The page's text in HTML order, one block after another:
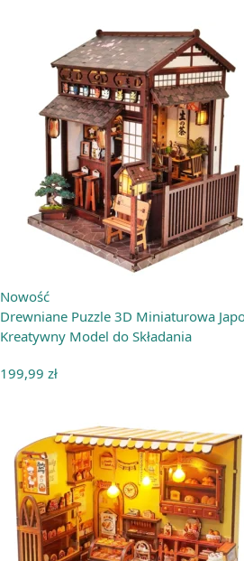
Nowość
Drewniane Puzzle 3D Miniaturowa
Kreatywny Model do Składania
199,99 zł